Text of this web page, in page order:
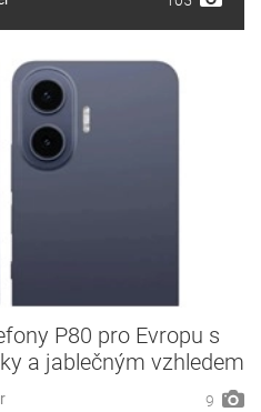
P80 pro Evropu s
a jablečným vzhledem
9